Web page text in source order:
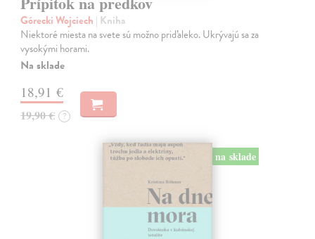
Górecki Wojciech | Kniha
Niektoré miesta na svete sú možno priďaleko. Ukrývajú sa za
vysokými horami.
Na sklade
18,91 €
19,90 € ?
na sklade